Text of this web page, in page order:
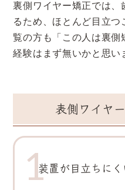
裏側ワイヤー矯正では、
るため、ほとんど目立
覧の方も「この人は裏側
経験はまず無いかと思い
表側ワイヤ
装置が目立ちにく